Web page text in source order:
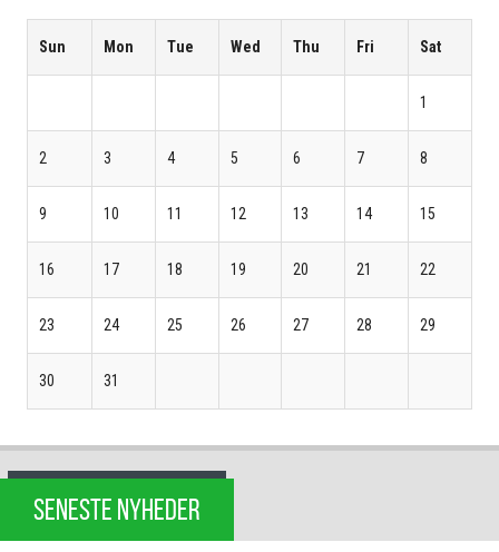
Sun Mon Tue Wed Thu Fri Sat
1
2 3 4 5 6 7 8
9 10 11 12 13 14 15
16 17 18 19 20 21 22
23 24 25 26 27 28 29
30 31
SENESTE NYHEDER